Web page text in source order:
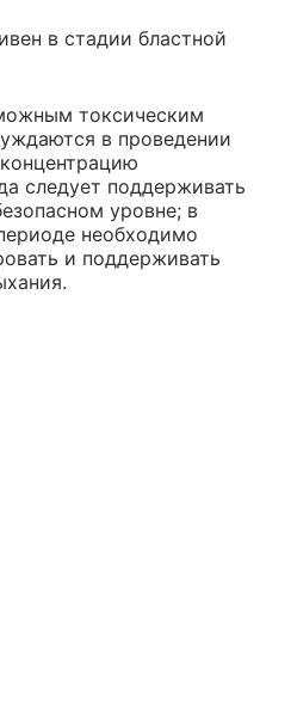
в стадии бластной
токсическим
в проведении
следует поддерживать
уровне; в
необходимо
и поддерживать